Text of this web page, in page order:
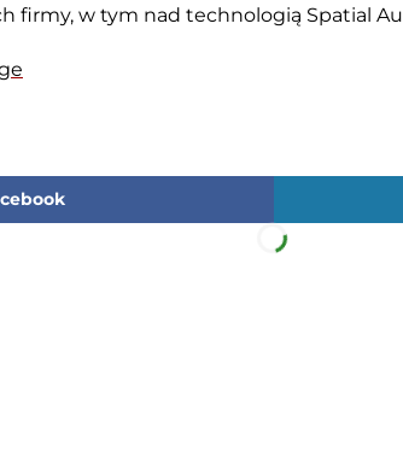
firmy, w tym nad technologią Spatial